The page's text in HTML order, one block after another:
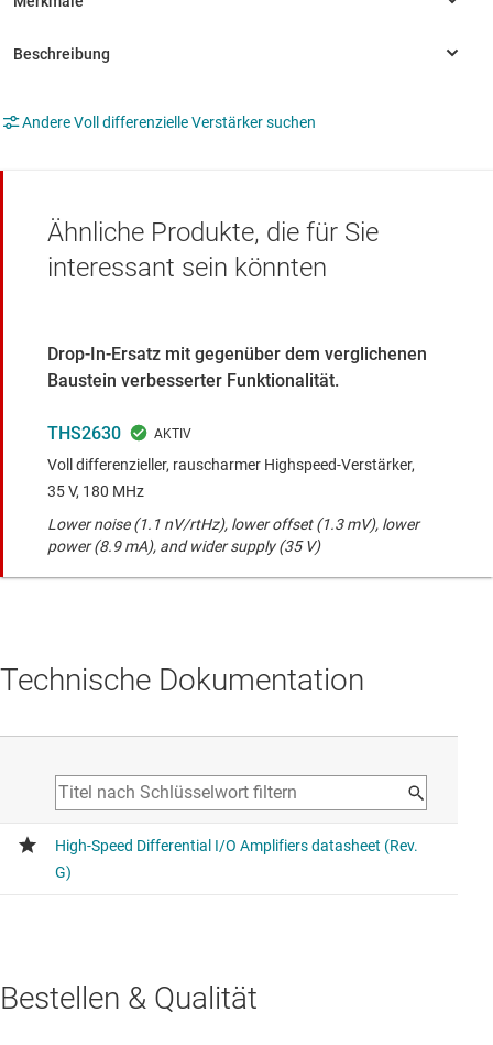
Andere Voll differenzielle Verstärker suchen
Ähnliche Produkte, die für Sie
interessant sein könnten
Drop-In-Ersatz mit gegenüber dem verglichenen
Baustein verbesserter Funktionalität.
THS2630
Voll differenzieller, rauscharmer Highspeed-Verstärker,
35 V, 180 MHz
Lower noise (1.1 nV/rtHz), lower offset (1.3 mV), lower
power (8.9 mA), and wider supply (35 V)
Technische Dokumentation
Bestellen & Qualität